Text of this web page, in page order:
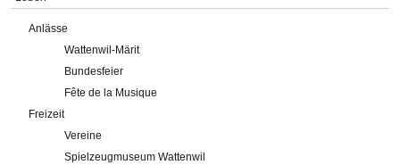
Anlässe
Wattenwil-Märit
Bundesfeier
Fête de la Musique
Freizeit
Vereine
Spielzeugmuseum Wattenwil